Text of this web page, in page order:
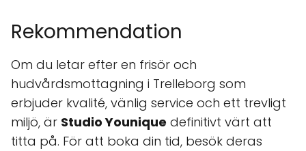
Rekommendation
Om du letar efter en frisör och
hudvårdsmottagning i Trelleborg som
erbjuder kvalité, vänlig service och ett trevligt
miljö, är Studio Younique definitivt värt att
titta på. För att boka din tid, besök deras